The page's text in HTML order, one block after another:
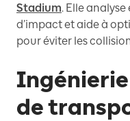
Stadium. Elle
d’impact et aide à
pour éviter les
de